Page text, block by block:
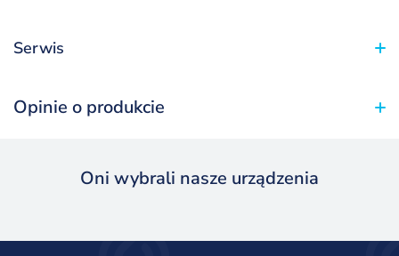
Serwis
Opinie o produkcie
Oni wybrali nasze urządzenia